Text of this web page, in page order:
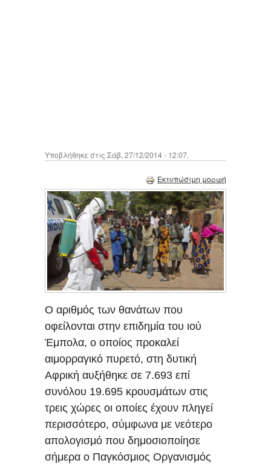
Υποβλήθηκε στις Σάβ, 27/12/2014 - 12:07.
Εκτυπώσιμη μορφή
Ο αριθμός των θανάτων που
οφείλονται στην επιδημία του ιού
Έμπολα, ο οποίος προκαλεί
αιμορραγικό πυρετό, στη δυτική
Αφρική αυξήθηκε σε 7.693 επί
συνόλου 19.695 κρουσμάτων στις
τρεις χώρες οι οποίες έχουν πληγεί
περισσότερο, σύμφωνα με νεότερο
απολογισμό που δημοσιοποίησε
σήμερα ο Παγκόσμιος Οργανισμός